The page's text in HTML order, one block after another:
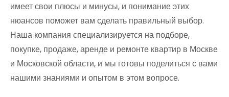
имеет свои плюсы и минусы, и понимание этих
нюансов поможет вам сделать правильный выбор.
Наша компания специализируется на подборе,
покупке, продаже, аренде и ремонте квартир в Москве
и Московской области, и мы готовы поделиться с вами
нашими знаниями и опытом в этом вопросе.